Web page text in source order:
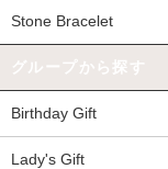
Stone Bracelet
グループから探す
Birthday Gift
Lady's Gift